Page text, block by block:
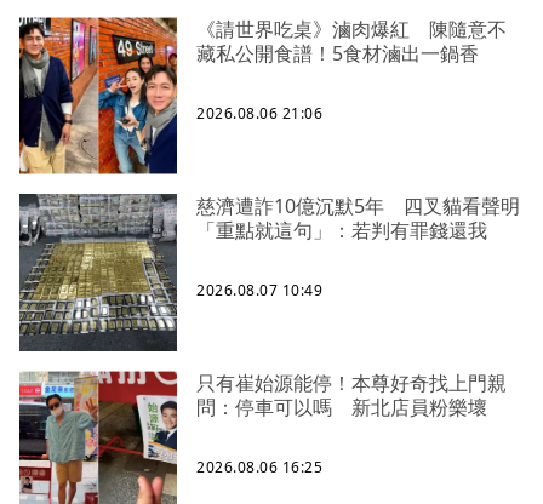
《請世界吃桌》滷肉爆紅 陳隨意不
藏私公開食譜！5食材滷出一鍋香
2026.08.06 21:06
慈濟遭詐10億沉默5年 四叉貓看聲明
「重點就這句」：若判有罪錢還我
2026.08.07 10:49
只有崔始源能停！本尊好奇找上門親
問：停車可以嗎 新北店員粉樂壞
2026.08.06 16:25